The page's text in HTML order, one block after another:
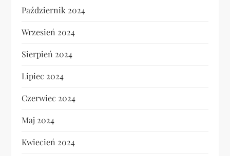
Październik 2024
Wrzesień 2024
Sierpień 2024
Lipiec 2024
Czerwiec 2024
Maj 2024
Kwiecień 2024